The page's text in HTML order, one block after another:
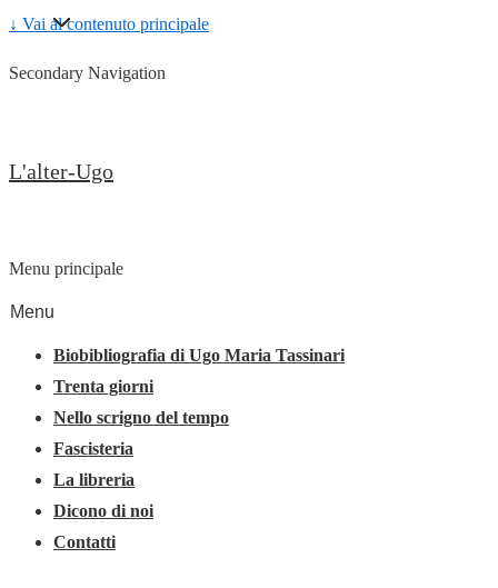
↓ Vai al contenuto principale
Secondary Navigation
L'alter-Ugo
Menu principale
Menu
Biobibliografia di Ugo Maria Tassinari
Trenta giorni
Nello scrigno del tempo
Fascisteria
La libreria
Dicono di noi
Contatti